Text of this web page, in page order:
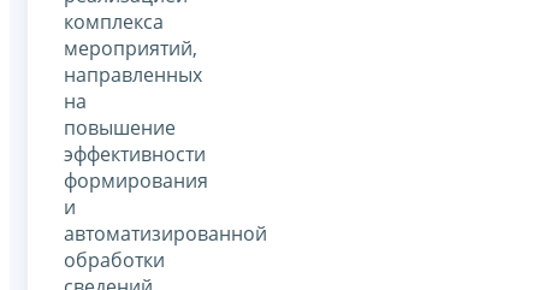
комплекса
мероприятий,
направленных
на
повышение
эффективности
формирования
и
автоматизированной
обработки